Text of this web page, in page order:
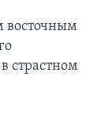
восточным
страстном